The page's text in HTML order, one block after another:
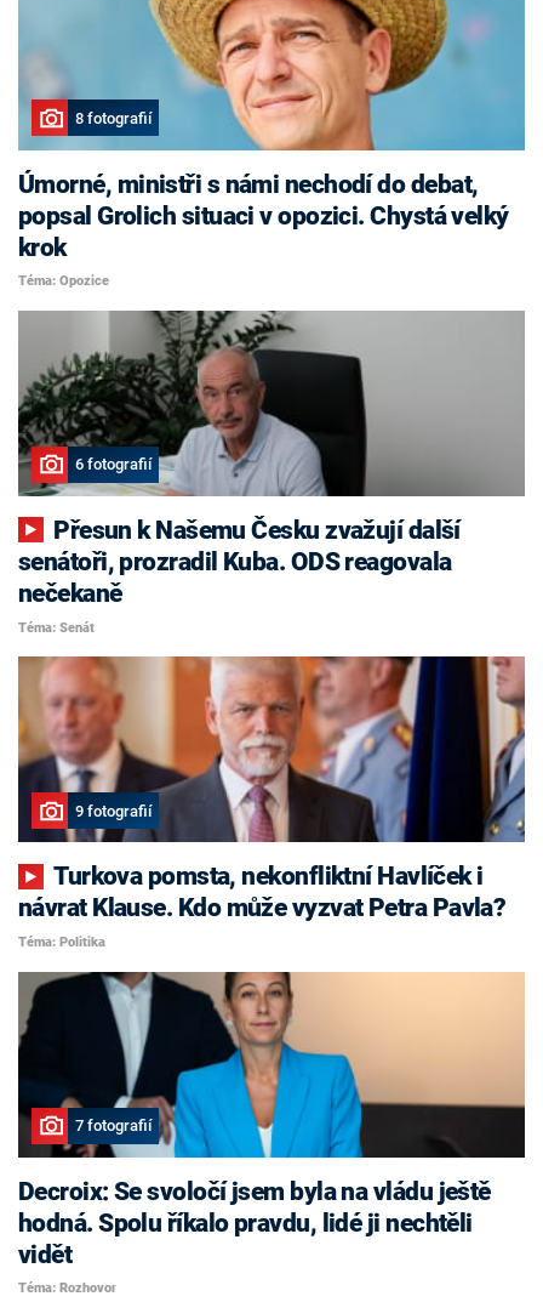
8 fotografií
Úmorné, ministři s námi nechodí do debat,
popsal Grolich situaci v opozici. Chystá velký
krok
Téma: Opozice
6 fotografií
senátoři, prozradil Kuba. ODS reagovala
nečekaně
Téma: Senát
9 fotografií
Turkova pomsta, nekonfliktní Havlíček i
návrat Klause. Kdo může vyzvat Petra Pavla?
Téma: Politika
7 fotografií
Decroix: Se svoločí jsem byla na vládu ještě
hodná. Spolu říkalo pravdu, lidé ji nechtěli
vidět
Téma: Rozhovor